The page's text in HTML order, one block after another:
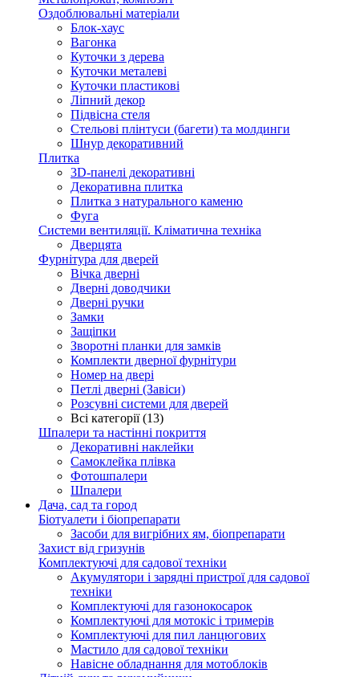
Оздоблювальні матеріали
Блок-хаус
Вагонка
Куточки з дерева
Куточки металеві
Куточки пластикові
Ліпний декор
Підвісна стеля
Стельові плінтуси (багети) та молдинги
Шнур декоративний
Плитка
3D-панелі декоративні
Декоративна плитка
Плитка з натурального каменю
Фуга
Системи вентиляції. Кліматична техніка
Дверцята
Фурнітура для дверей
Вічка дверні
Дверні доводчики
Дверні ручки
Замки
Защіпки
Зворотні планки для замків
Комплекти дверної фурнітури
Номер на двері
Петлі дверні (Завіси)
Розсувні системи для дверей
Всі категорії (13)
Шпалери та настінні покриття
Декоративні наклейки
Самоклейка плівка
Фотошпалери
Шпалери
Дача, сад та город
Біотуалети і біопрепарати
Засоби для вигрібних ям, біопрепарати
Захист від гризунів
Комплектуючі для садової техніки
Акумулятори і зарядні пристрої для садової
техніки
Комплектуючі для газонокосарок
Комплектуючі для мотокіс і тримерів
Комплектуючі для пил ланцюгових
Мастило для садової техніки
Навісне обладнання для мотоблоків